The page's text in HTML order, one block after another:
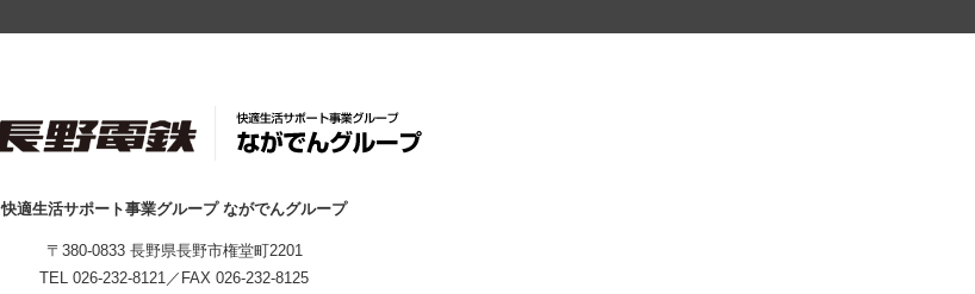
快適生活サポート事業グループ ながでんグループ
〒380-0833 長野県長野市権堂町2201
TEL 026-232-8121／FAX 026-232-8125